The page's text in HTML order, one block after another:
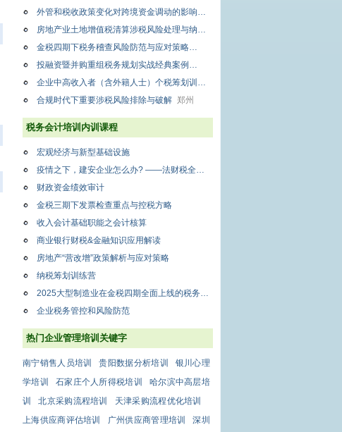
外管和税收政策变化对跨境资金调动的影响与对策
房地产业土地增值税清算涉税风险处理与纳税筹划
金税四期下税务稽查风险防范与应对策略北京
投融资暨并购重组税务规划实战经典案例上海
企业中高收入者（含外籍人士）个税筹划训练营
合规时代下重要涉税风险排除与破解 郑州
税务会计培训内训课程
宏观经济与新型基础设施
疫情之下，建安企业怎么办? ——法财税全纬度管控与风险规避
财政资金绩效审计
金税三期下发票检查重点与控税方略
收入会计基础职能之会计核算
商业银行财税&金融知识应用解读
房地产“营改增”政策解析与应对策略
纳税筹划训练营
2025大型制造业在金税四期全面上线的税务布局及应对
企业税务管控和风险防范
热门企业管理培训关键字
南宁销售人员培训 贵阳数据分析培训
银川心理
学培训
石家庄个人所得税培训
哈尔滨中高层培
训
北京采购流程培训
天津采购流程优化培训
上海供应商评估培训
广州供应商管理培训
深圳